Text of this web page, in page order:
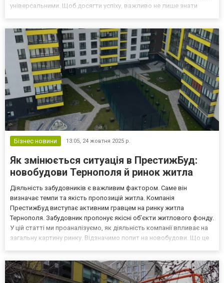
універсальними. Щоб досягти успіху, важливо не лише знати
Бізнес новини 13:05, 24 жовтня 2025 р.
Як змінюється ситуація в ПрестижБуд:
новобудови Тернополя й ринок житла
Діяльність забудовників є важливим фактором. Саме він
визначає темпи та якість пропозицій житла. Компанія
ПрестижБуд виступає активним гравцем на ринку житла
Тернополя. Забудовник пропонує якісні об’єкти житлового фонду.
У цій статті ми проаналізуємо, як діяльність компанії впливає на
загальну картину ринку. Відзначимо попит на новобудови. Що це